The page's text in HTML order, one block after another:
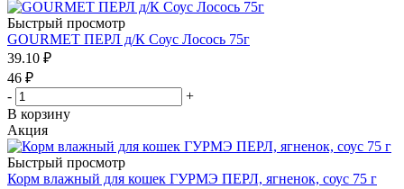
Быстрый просмотр
GOURMET ПЕРЛ д/К Соус Лосось 75г
39.10 ₽
46 ₽
-
+
В корзину
Акция
Быстрый просмотр
Корм влажный для кошек ГУРМЭ ПЕРЛ, ягненок, соус 75 г